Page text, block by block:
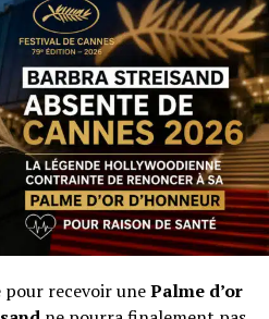
recevoir unePalme d’or